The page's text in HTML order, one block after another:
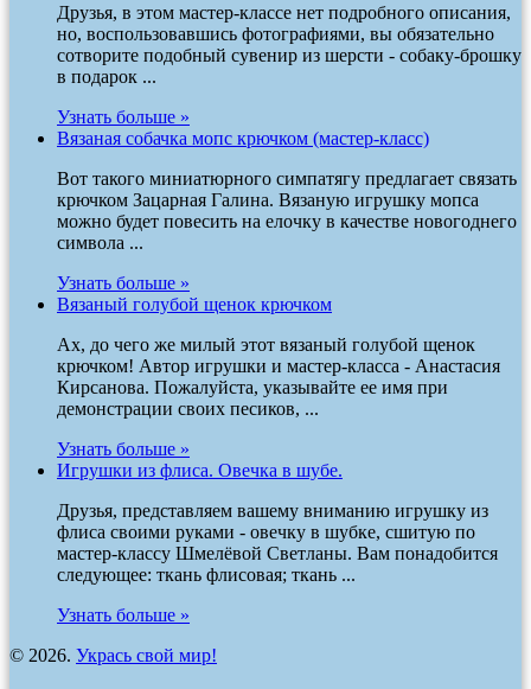
Друзья, в этом мастер-классе нет подробного описания,
но, воспользовавшись фотографиями, вы обязательно
сотворите подобный сувенир из шерсти - собаку-брошку
в подарок ...
Узнать больше »
Вязаная собачка мопс крючком (мастер-класс)
Вот такого миниатюрного симпатягу предлагает связать
крючком Зацарная Галина. Вязаную игрушку мопса
можно будет повесить на елочку в качестве новогоднего
символа ...
Узнать больше »
Вязаный голубой щенок крючком
Ах, до чего же милый этот вязаный голубой щенок
крючком! Автор игрушки и мастер-класса - Анастасия
Кирсанова. Пожалуйста, указывайте ее имя при
демонстрации своих песиков, ...
Узнать больше »
Игрушки из флиса. Овечка в шубе.
Друзья, представляем вашему вниманию игрушку из
флиса своими руками - овечку в шубке, сшитую по
мастер-классу Шмелёвой Светланы. Вам понадобится
следующее: ткань флисовая; ткань ...
Узнать больше »
© 2026. Укрась свой мир!